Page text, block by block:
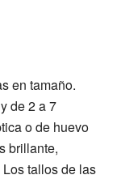
en tamaño.
de 2 a 7
o de huevo
brillante,
tallos de las